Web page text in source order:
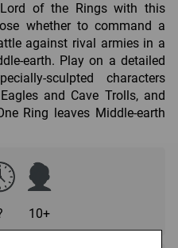
of the Rings with this
whether to command a
against rival armies in a
earth. Play on a detailed
sculpted characters
and Cave Trolls, and
Ring leaves Middle-earth
10+